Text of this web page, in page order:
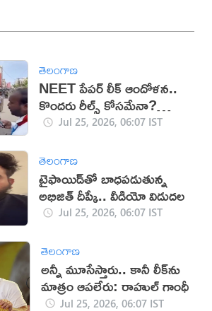
తెలంగాణ
NEET పేపర్ లీక్ ఆందోళన..
కొందరు రీల్స్ కోసమేనా?
(వీడియో)
Jul 25, 2026, 06:07 IST
తెలంగాణ
టైఫాయిడ్‌తో బాధపడుతున్న
అభిజిత్‌ దీప్కే.. వీడియో విడుదల
Jul 25, 2026, 06:07 IST
తెలంగాణ
అన్నీ మూసేస్తారు.. కానీ లీక్‌ను
మాత్రం ఆపలేరు: రాహుల్‌ గాంధీ
Jul 25, 2026, 06:07 IST